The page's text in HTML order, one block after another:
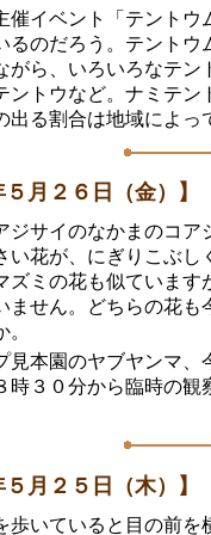
催イベント「テント
るのだろう。テント
がら、いろいろなテ
ントウなど。ナミテ
出る割合は地域によ
月２６日（金）】
ジサイのなかまのコ
い花が、にぎりこぶ
ズミの花も似ていま
ません。どちらの花
見本園のヤブヤンマ
時３０分から臨時の
月２５日（木）】
歩いていると目の前